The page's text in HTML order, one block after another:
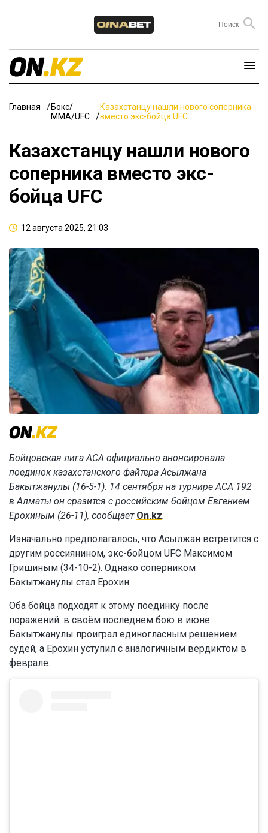
Главная
Бокс/
ММА/UFC
Казахстанцу нашли нового соперника
вместо экс-бойца UFC
Казахстанцу нашли нового
соперника вместо экс-
бойца UFC
12 августа 2025, 21:03
Бойцовская лига ACA официально анонсировала
поединок казахстанского файтера Асылжана
Бакытжанулы (16-5-1). 14 сентября на турнире ACA 192
в Алматы он сразится с российским бойцом Евгением
Ерохиным (26-11), сообщает On.kz.
Изначально предполагалось, что Асылжан встретится с
другим россиянином, экс-бойцом UFC Максимом
Гришиным (34-10-2). Однако соперником
Бакытжанулы стал Ерохин.
Оба бойца подходят к этому поединку после
поражений: в своём последнем бою в июне
Бакытжанулы проиграл единогласным решением
судей, а Ерохин уступил с аналогичным вердиктом в
феврале.